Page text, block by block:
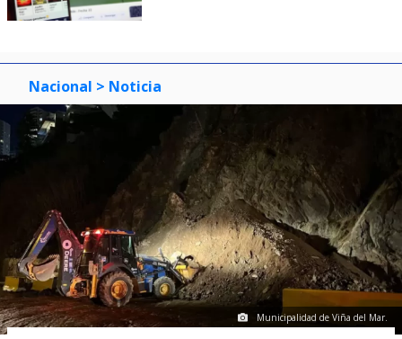
Nacional > Noticia
Municipalidad de Viña del Mar.